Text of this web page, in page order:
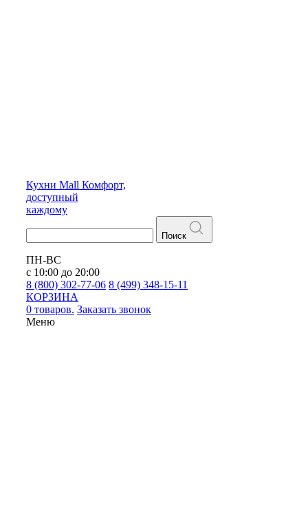
Кухни Mall Комфорт,
доступный
каждому
Поиск
ПН-ВС
с 10:00 до 20:00
8 (800) 302-77-06 8 (499) 348-15-11
КОРЗИНА
0 товаров. Заказать звонок
Меню